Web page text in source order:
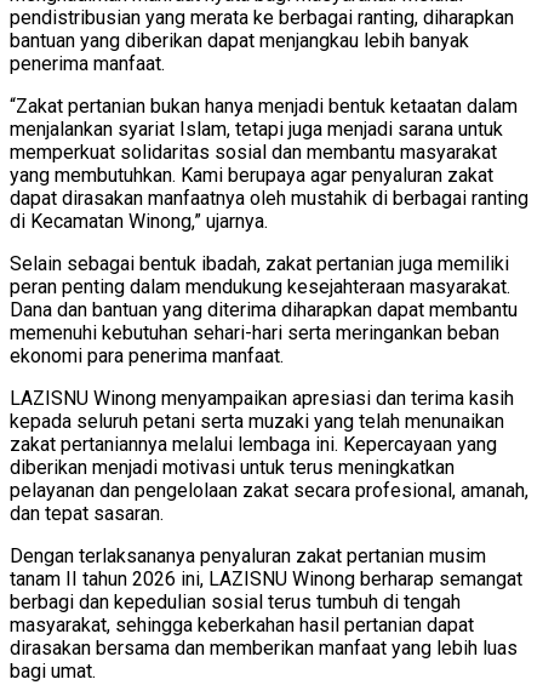
pendistribusian yang merata ke berbagai ranting, diharapkan
bantuan yang diberikan dapat menjangkau lebih banyak
penerima manfaat.
“Zakat pertanian bukan hanya menjadi bentuk ketaatan dalam
menjalankan syariat Islam, tetapi juga menjadi sarana untuk
memperkuat solidaritas sosial dan membantu masyarakat
yang membutuhkan. Kami berupaya agar penyaluran zakat
dapat dirasakan manfaatnya oleh mustahik di berbagai ranting
di Kecamatan Winong,” ujarnya.
Selain sebagai bentuk ibadah, zakat pertanian juga memiliki
peran penting dalam mendukung kesejahteraan masyarakat.
Dana dan bantuan yang diterima diharapkan dapat membantu
memenuhi kebutuhan sehari-hari serta meringankan beban
ekonomi para penerima manfaat.
LAZISNU Winong menyampaikan apresiasi dan terima kasih
kepada seluruh petani serta muzaki yang telah menunaikan
zakat pertaniannya melalui lembaga ini. Kepercayaan yang
diberikan menjadi motivasi untuk terus meningkatkan
pelayanan dan pengelolaan zakat secara profesional, amanah,
dan tepat sasaran.
Dengan terlaksananya penyaluran zakat pertanian musim
tanam II tahun 2026 ini, LAZISNU Winong berharap semangat
berbagi dan kepedulian sosial terus tumbuh di tengah
masyarakat, sehingga keberkahan hasil pertanian dapat
dirasakan bersama dan memberikan manfaat yang lebih luas
bagi umat.